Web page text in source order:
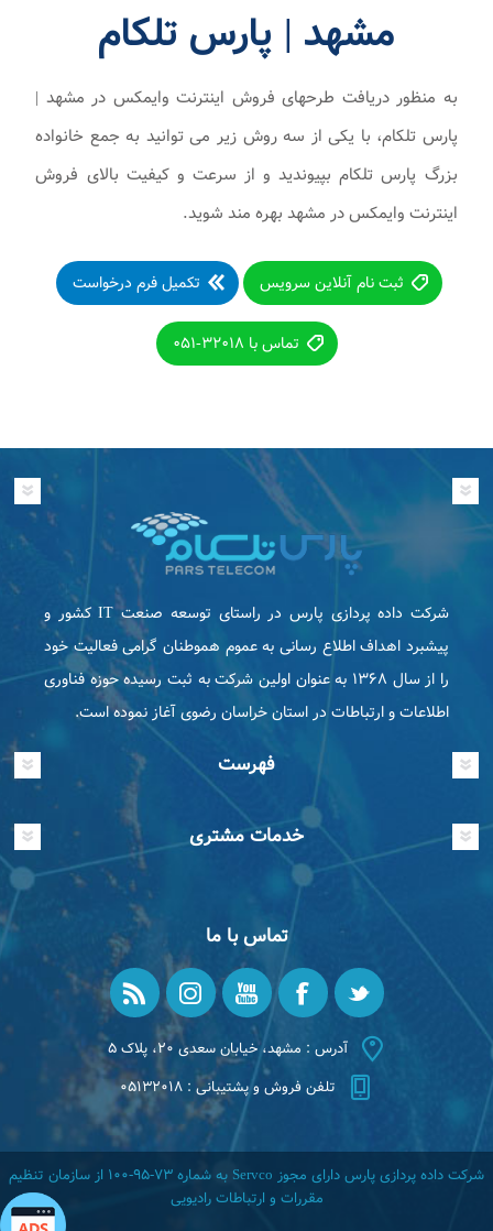
مشهد | پارس تلکام
به منظور دریافت طرحهای فروش اینترنت وایمکس در مشهد |
پارس تلکام، با یکی از سه روش زیر می توانید به جمع خانواده
بزرگ پارس تلکام بپیوندید و از سرعت و کیفیت بالای فروش
اینترنت وایمکس در مشهد بهره مند شوید.
ثبت نام آنلاین سرویس تکمیل فرم درخواست
تماس با ۳۲۰۱۸-۰۵۱
شرکت داده پردازی پارس در راستای توسعه صنعت IT كشور و
پیشبرد اهداف اطلاع رسانی به عموم هموطنان گرامی فعاليت خود
را از سال ۱۳۶۸ به عنوان اولین شرکت به ثبت رسیده حوزه فناوری
اطلاعات و ارتباطات در استان خراسان رضوی آغاز نموده است.
فهرست
خدمات مشتری
تماس با ما
آدرس : مشهد، خیابان سعدی ۲۰، پلاک ۵
تلفن فروش و پشتیبانی : ۰۵۱۳۲۰۱۸
شرکت داده پردازی پارس دارای مجوز Servco به شماره ۷۳-۹۵-۱۰۰ از سازمان تنظیم
مقررات و ارتباطات رادیویی